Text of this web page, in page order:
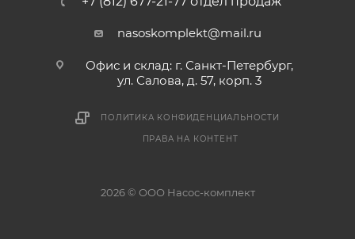
nasoskomplekt@mail.ru
Офис и склад: г. Санкт-Петербург,
ул. Салова, д. 57, корп. 3
ПОЛИТИКА КОНФИДЕНЦИАЛЬНОСТИ
ПРАВА НА КОНТЕНТ
2026 © ООО Насос-комплект